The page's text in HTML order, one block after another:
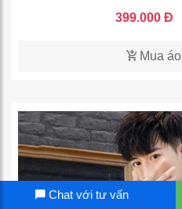
399.000 Đ
Mua áo
Chat với tư vấn